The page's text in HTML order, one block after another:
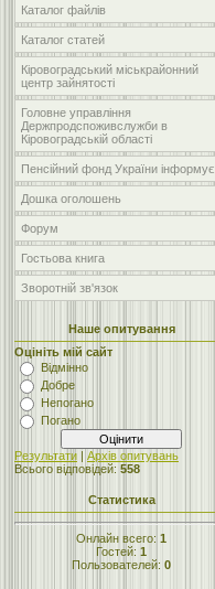
Каталог файлів
Каталог статей
Кіровоградський міськрайонний
центр зайнятості
Головне управління
Держпродспоживслужби в
Кіровоградській області
Пенсійний фонд України інформує
Дошка оголошень
Форум
Гостьова книга
Зворотній зв'язок
Наше опитування
Оцініть мій сайт
Відмінно
Добре
Непогано
Погано
Результати | Архів опитувань
Всього відповідей: 558
Статистика
Онлайн всего: 1
Гостей: 1
Пользователей: 0